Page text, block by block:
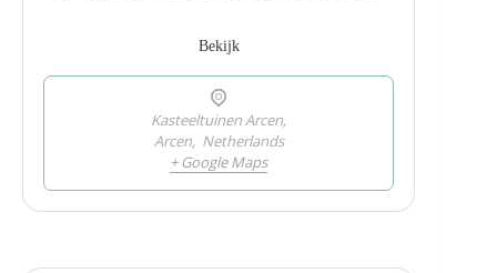
Bekijk
Kasteeltuinen Arcen,
Arcen, Netherlands
+ Google Maps